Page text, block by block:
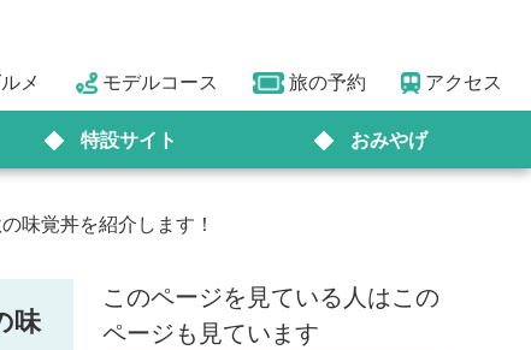
メ モデルコース 旅の予約 アクセス
特設サイト おみやげ
味覚丼を紹介します！
味
このページを見ている人はこの
ページも見ています